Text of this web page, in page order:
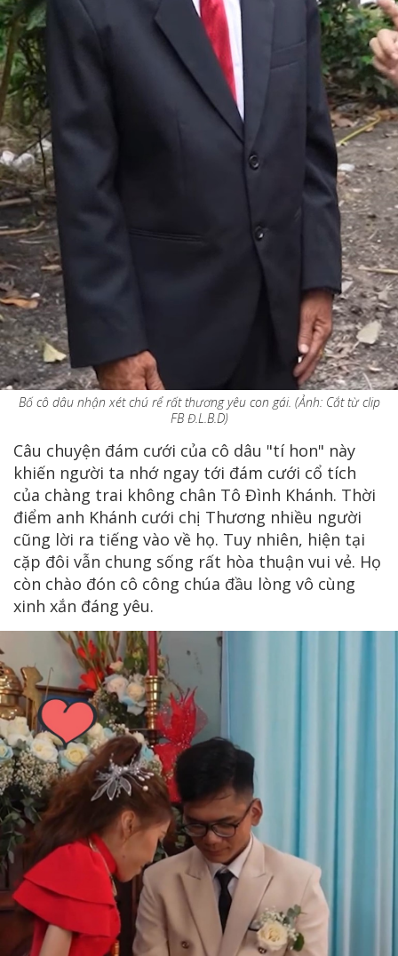
Bố cô dâu nhận xét chú rể rất thương yêu con gái. (Ảnh: Cắt từ clip
FB Đ.L.B.D)
Câu chuyện đám cưới của cô dâu "tí hon" này
khiến người ta nhớ ngay tới đám cưới cổ tích
của chàng trai không chân Tô Đình Khánh. Thời
điểm anh Khánh cưới chị Thương nhiều người
cũng lời ra tiếng vào về họ. Tuy nhiên, hiện tại
cặp đôi vẫn chung sống rất hòa thuận vui vẻ. Họ
còn chào đón cô công chúa đầu lòng vô cùng
xinh xắn đáng yêu.